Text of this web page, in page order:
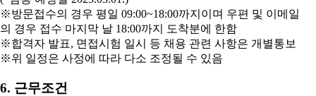
※방문접수의 경우 평일 09:00~18:00까지이며 우편 및 이메일
의 경우 접수 마지막 날 18:00까지 도착분에 한함
※합격자 발표, 면접시험 일시 등 채용 관련 사항은 개별통보
※위 일정은 사정에 따라 다소 조정될 수 있음
6. 근무조건